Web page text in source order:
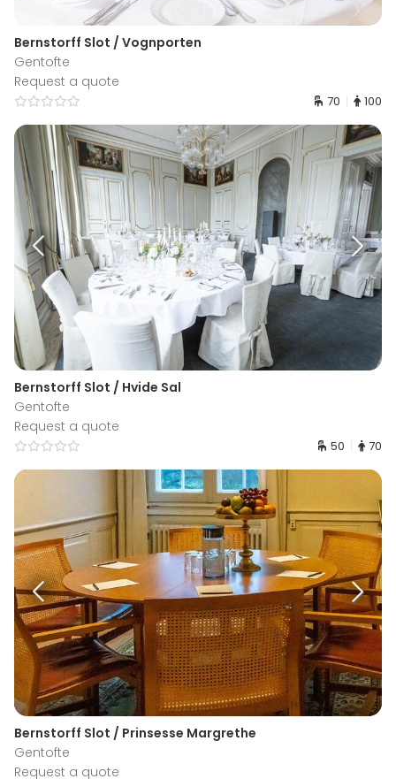
Bernstorff Slot / Vognporten
Gentofte
Request a quote
70 100
Bernstorff Slot / Hvide Sal
Gentofte
Request a quote
50 70
Bernstorff Slot / Prinsesse Margrethe
Gentofte
Request a quote